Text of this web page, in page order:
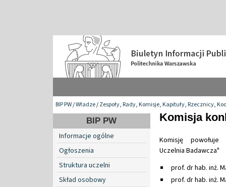
BIP PW/Władze/Zespoły, Rady, Komisje, Kapituły, Rzecznicy,
BIP PW
Informacje ogólne
Ogłoszenia
Struktura uczelni
Skład osobowy
Komisja
Komisję
Uczelnia Badawcza"
prof. dr hab. inż.
prof. dr hab. inż.